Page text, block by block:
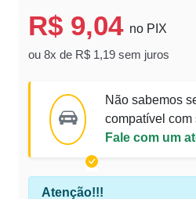
R$ 9,04 no PIX
ou 8x de R$ 1,19 sem juros
Não sabemos
compatível com
Fale com um
Atenção!!!